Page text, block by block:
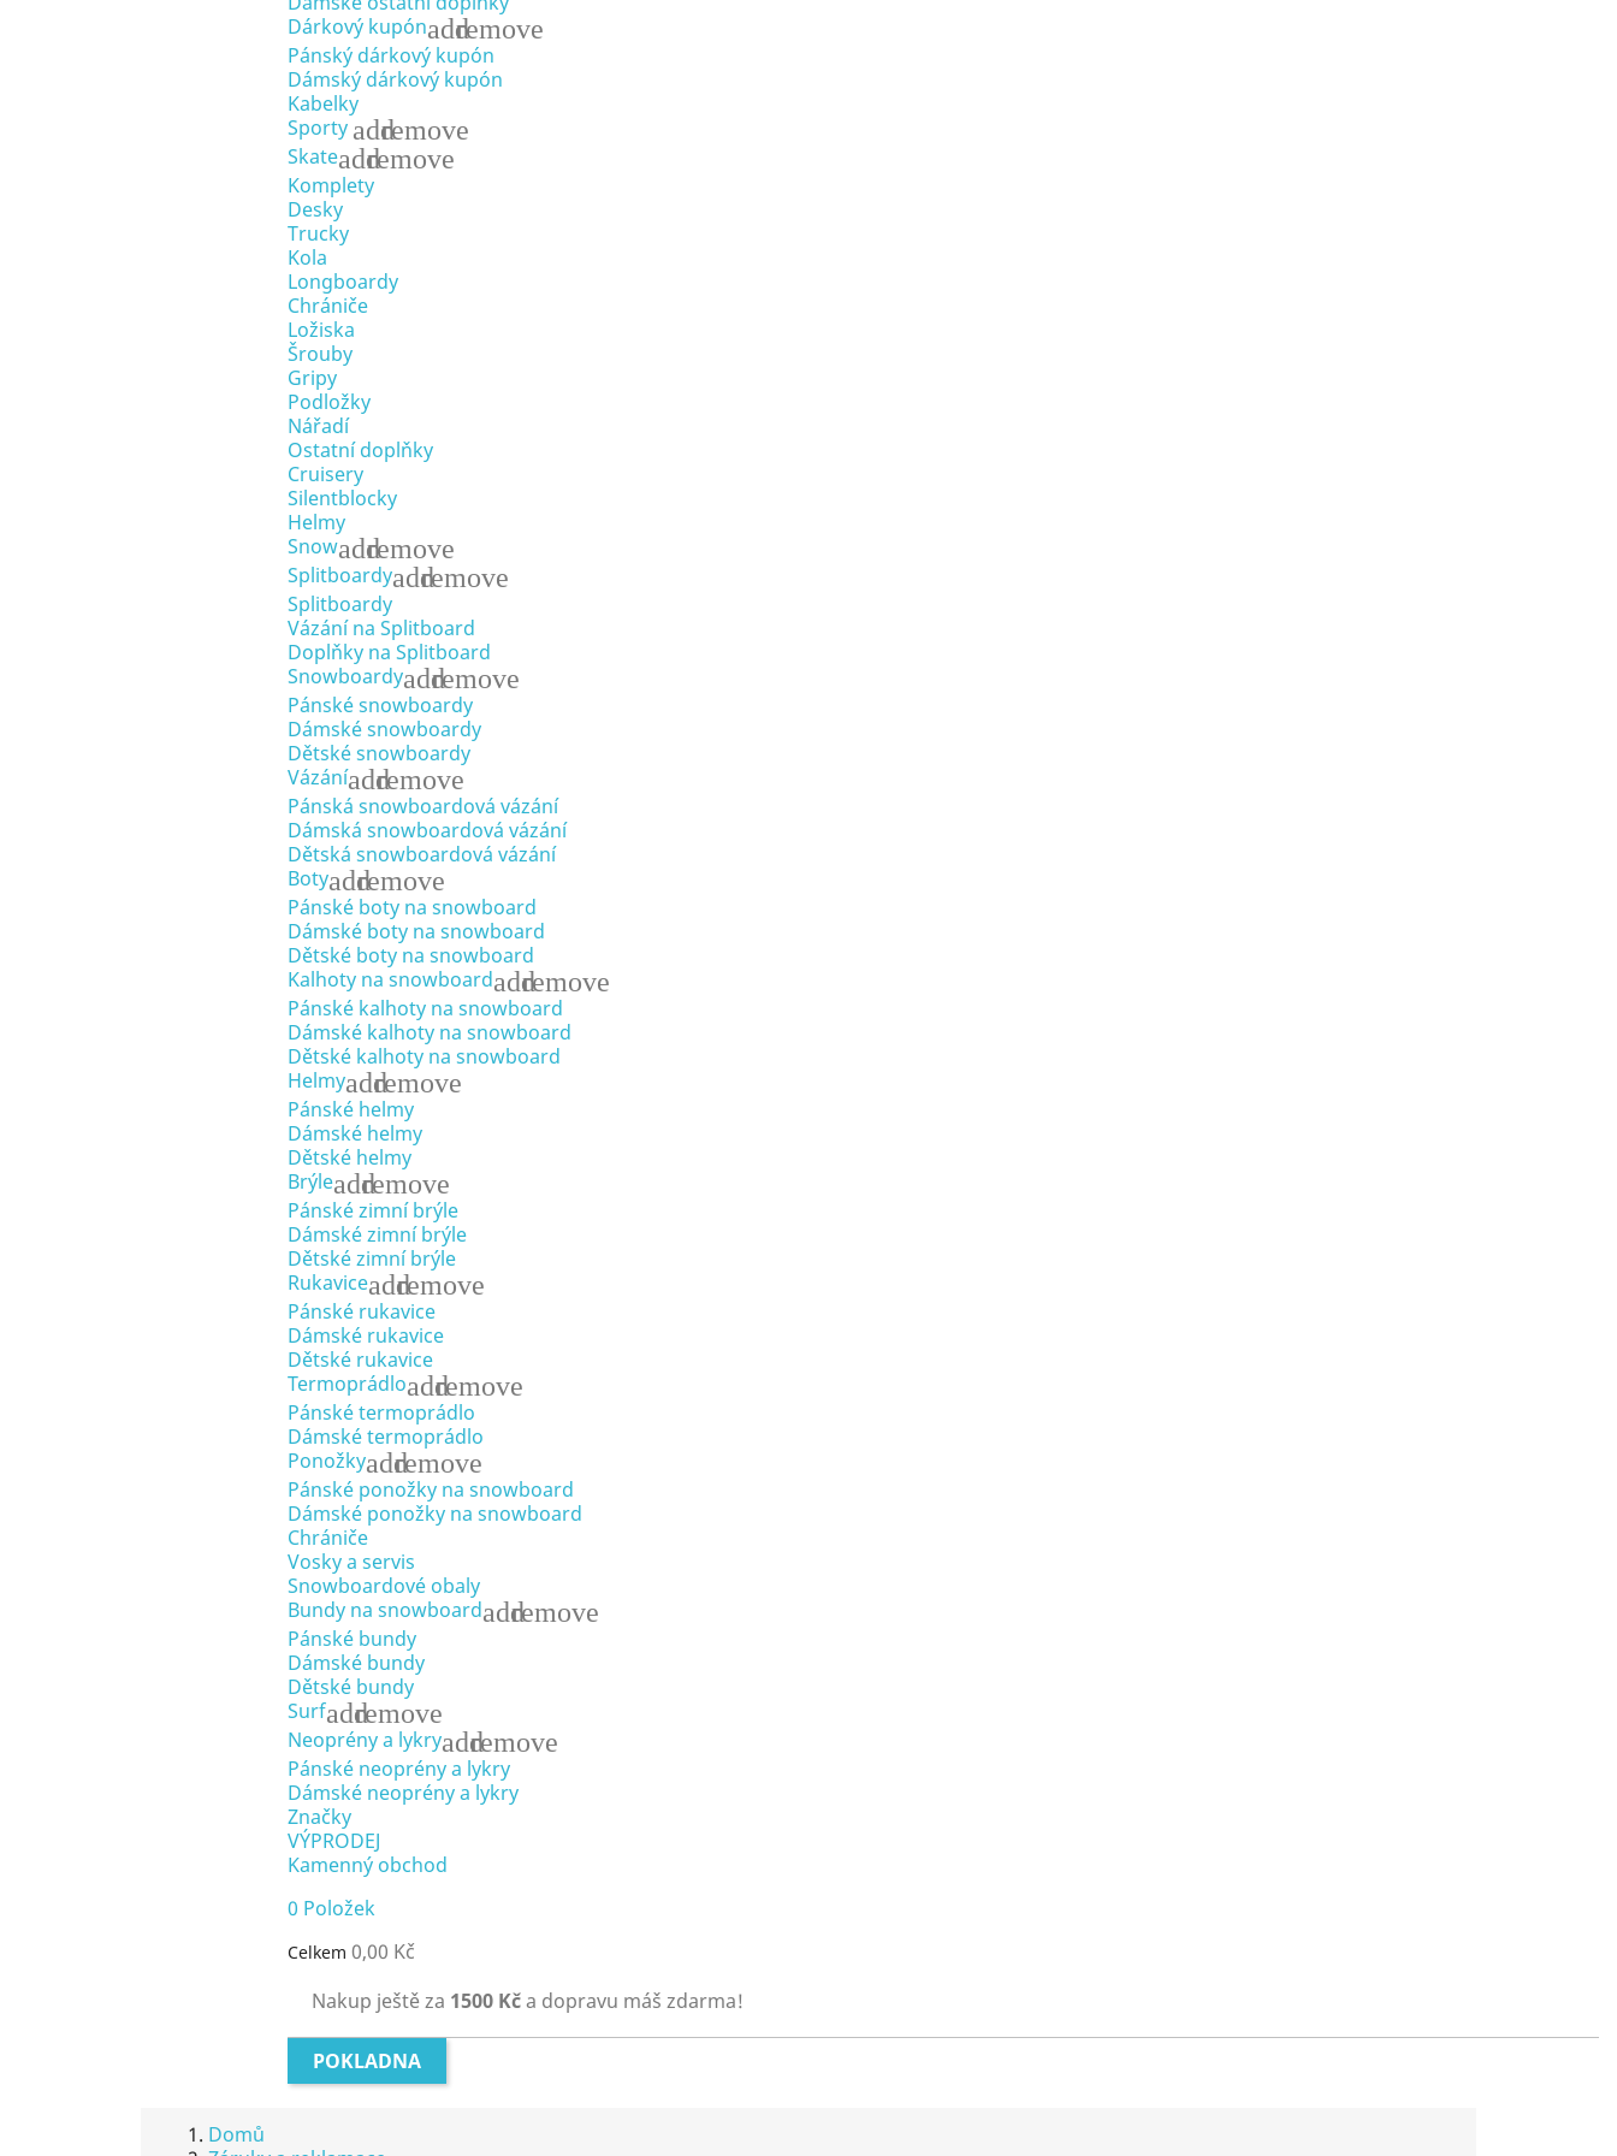
Dárkový kupónaddremove
Pánský dárkový kupón
Dámský dárkový kupón
Kabelky
Sporty addremove
Skateaddremove
Komplety
Desky
Trucky
Kola
Longboardy
Chrániče
Ložiska
Šrouby
Gripy
Podložky
Nářadí
Ostatní doplňky
Cruisery
Silentblocky
Helmy
Snowaddremove
Splitboardyaddremove
Splitboardy
Vázání na Splitboard
Doplňky na Splitboard
Snowboardyaddremove
Pánské snowboardy
Dámské snowboardy
Dětské snowboardy
Vázáníaddremove
Pánská snowboardová vázání
Dámská snowboardová vázání
Dětská snowboardová vázání
Botyaddremove
Pánské boty na snowboard
Dámské boty na snowboard
Dětské boty na snowboard
Kalhoty na snowboardaddremove
Pánské kalhoty na snowboard
Dámské kalhoty na snowboard
Dětské kalhoty na snowboard
Helmyaddremove
Pánské helmy
Dámské helmy
Dětské helmy
Brýleaddremove
Pánské zimní brýle
Dámské zimní brýle
Dětské zimní brýle
Rukaviceaddremove
Pánské rukavice
Dámské rukavice
Dětské rukavice
Termoprádloaddremove
Pánské termoprádlo
Dámské termoprádlo
Ponožkyaddremove
Pánské ponožky na snowboard
Dámské ponožky na snowboard
Chrániče
Vosky a servis
Snowboardové obaly
Bundy na snowboardaddremove
Pánské bundy
Dámské bundy
Dětské bundy
Surfaddremove
Neoprény a lykryaddremove
Pánské neoprény a lykry
Dámské neoprény a lykry
Značky
VÝPRODEJ
Kamenný obchod
0 Položek
Celkem 0,00 Kč
Nakup ještě za 1500 Kča dopravu máš zdarma!
POKLADNA
Domů